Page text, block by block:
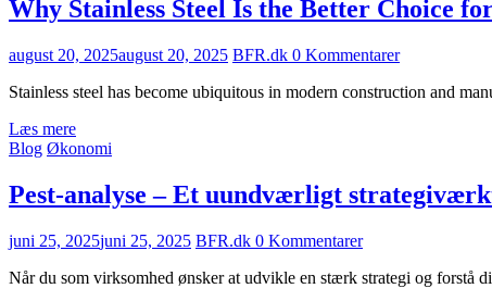
Why Stainless Steel Is the Better Choice
august 20, 2025august 20, 2025 BFR.dk 0 Kommentarer
Stainless steel has become ubiquitous in modern construction and
Læs mere
Blog Økonomi
Pest-analyse – Et uundværligt
juni 25, 2025juni 25, 2025 BFR.dk 0 Kommentarer
Når du som virksomhed ønsker at udvikle en stærk strategi og forstå